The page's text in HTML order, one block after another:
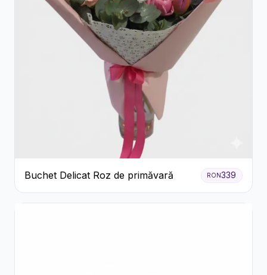
Buchet Delicat Roz de primăvară RON339